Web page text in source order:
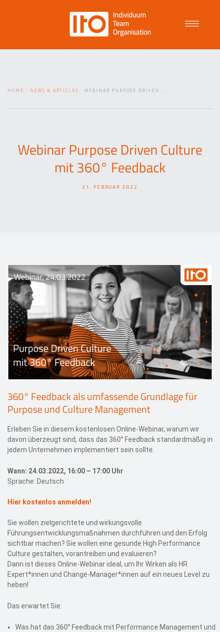
EN
HOME NEWS & ARTICLES WEBINAR PURPOSE DRIVEN...
Webinar Purpose Driven Culture
mit 360° Feedback
21. FEBRUAR 2022
360° Feedback als umfassende Grundlage für
Purpose und Culture Management
Erleben Sie in diesem kostenlosen Online-Webinar, warum wir
davon überzeugt sind, dass das 360° Feedback standardmäßig in
jedem Unternehmen implementiert sein sollte.
Wann: 24.03.2022, 16:00 – 17:00 Uhr
Sprache: Deutsch
Hier kostenlos anmelden!
Sie wollen zielgerichtete und wirkungsvolle
Führungsentwicklungsmaßnahmen durchführen und den Erfolg
sichtbar machen? Sie wollen eine gesunde High Performance
Culture gestalten, vorantreiben und evaluieren?
Dann ist dieses Online-Webinar ideal, um Ihr Wirken als HR
Expert*innen und Change-Manager*innen auf ein neues Level zu
heben!
Das erwartet Sie:
Was hat das 360° Feedback mit Performance Management und